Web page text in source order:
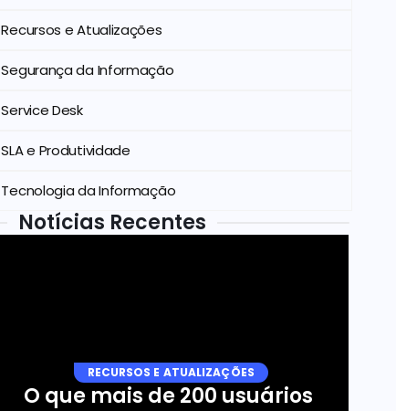
Recursos e Atualizações
Segurança da Informação
Service Desk
SLA e Produtividade
Tecnologia da Informação
Notícias Recentes
RECURSOS E ATUALIZAÇÕES
O que mais de 200 usuários